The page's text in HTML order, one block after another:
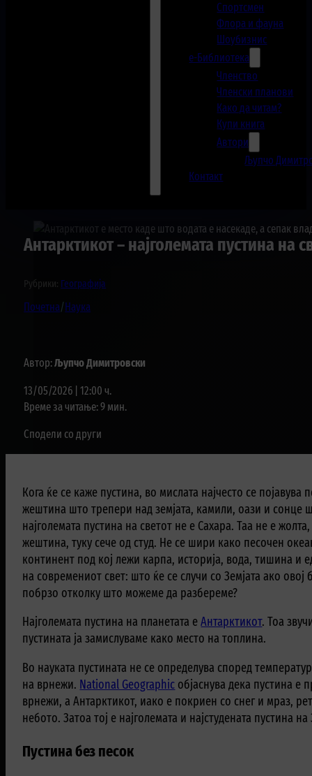
Спортсмен
Флора и фауна
Шоубизнис
е-Библиотека
Членство
Членски планови
Како да читам?
Купи книга
Автори
Љупчо
Контакт
Антарктикот – најголемата пустина на
Рубрики: Географија
Почетна/Наука
Автор:Љупчо Димитровски
13/05/2026 | 12:00 ч.
Време за читање: 9 мин.
Сподели со други
Кога ќе се каже пустина, во мислата најчесто се
жештина што трепери над земјата, камили, оази и сонце
најголемата пустина на светот не е Сахара. Таа не е
жештина, туку сече од студ. Не се шири како песочен
континент под кој лежи карпа, историја, вода, тишина и
на современиот свет: што ќе се случи со Земјата ако
побрзо отколку што можеме да разбереме?
Најголемата пустина на планетата еАнтарктикот. Тоа
пустината ја замислуваме како место на топлина.
Во науката пустината не се определува според
на врнежи. National Geographic објаснува дека пустина е
врнежи, а Антарктикот, иако е покриен со снег и мраз,
небото. Затоа тој е најголемата и најстудената пустина на
Пустина без песок